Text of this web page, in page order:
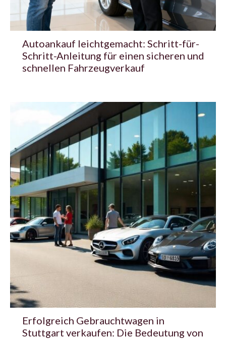
Autoankauf leichtgemacht: Schritt-für-
Schritt-Anleitung für einen sicheren und
schnellen Fahrzeugverkauf
Erfolgreich Gebrauchtwagen in
Stuttgart verkaufen: Die Bedeutung von